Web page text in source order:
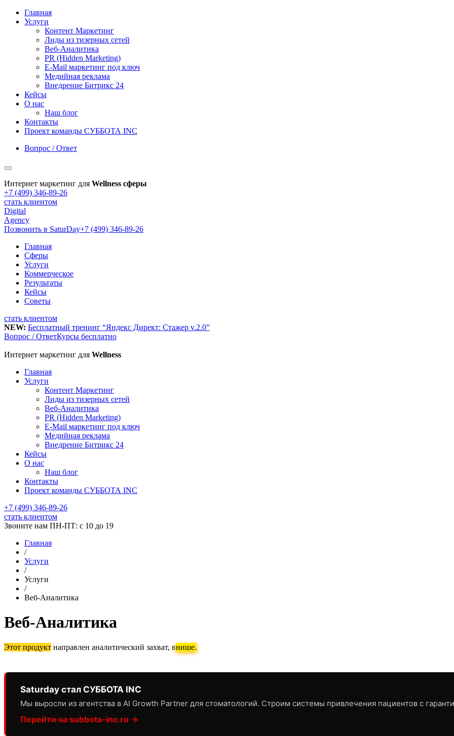
Главная
Услуги
Контент Маркетинг
Лиды из тизерных сетей
Веб-Аналитика
PR (Hidden Marketing)
E-Mail маркетинг под ключ
Медийная реклама
Внедрение Битрикс 24
Кейсы
О нас
Наш блог
Контакты
Проект команды СУББОТА INC
Вопрос / Ответ
Интернет маркетинг для Wellness сферы
+7 (499) 346-89-26
стать клиентом
Digital
Agency
Позвонить в SaturDay+7 (499) 346-89-26
Главная
Сферы
Услуги
Коммерческое
Результаты
Кейсы
Советы
стать клиентом
NEW: Бесплатный тренинг “Яндекс Директ: Стажер v.2.0”
Вопрос / ОтветКурсы бесплатно
Интернет маркетинг для Wellness
Главная
Услуги
Контент Маркетинг
Лиды из тизерных сетей
Веб-Аналитика
PR (Hidden Marketing)
E-Mail маркетинг под ключ
Медийная реклама
Внедрение Битрикс 24
Кейсы
О нас
Наш блог
Контакты
Проект команды СУББОТА INC
+7 (499) 346-89-26
стать клиентом
Звоните нам ПН-ПТ: с 10 до 19
Главная
/
Услуги
/
Услуги
/
Веб-Аналитика
Веб-Аналитика
Этот продукт направлен аналитический захват, внише.
Saturday стал СУББОТА INC
Мы выросли из агентства в AI Growth Partner для стоматологий. Строим системы привлечения пациентов с
Перейти на subbota-inc.ru →